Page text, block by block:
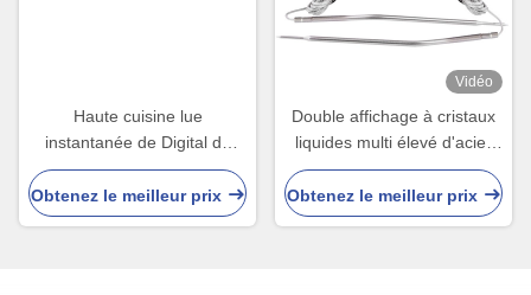
Haute cuisine lue
instantanée de Digital de
thermomètre de nourriture
d'Accurancy 2-4s
Obtenez le meilleur prix
Vidéo
Double affichage à cristaux
liquides multi élevé d'acier
inoxydable de la sonde 304
de thermomètre de viande
de BARBECUE de Temp
Obtenez le meilleur prix